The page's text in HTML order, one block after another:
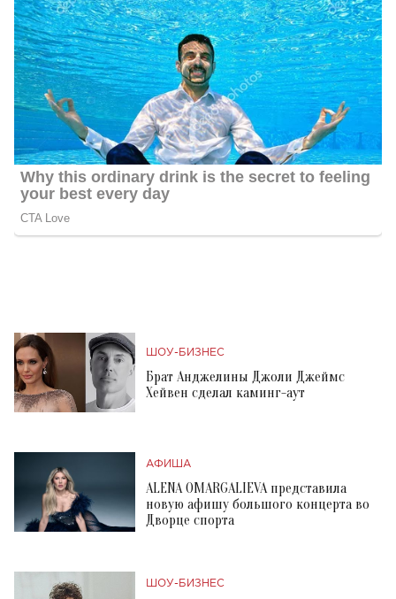
ШОУ-БИЗНЕС
Брат Анджелины Джоли Джеймс
Хейвен сделал каминг-аут
АФИША
ALENA OMARGALIEVA представила
новую афишу большого концерта во
Дворце спорта
ШОУ-БИЗНЕС